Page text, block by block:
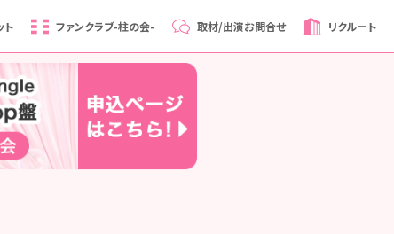
ト ファンクラブ-柱の会- 取材/出演お問合せ リクルート